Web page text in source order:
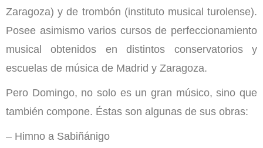
Zaragoza) y de trombón (instituto musical turolense).
Posee asimismo varios cursos de perfeccionamiento
musical obtenidos en distintos conservatorios y
escuelas de música de Madrid y Zaragoza.
Pero Domingo, no solo es un gran músico, sino que
también compone. Éstas son algunas de sus obras:
– Himno a Sabiñánigo